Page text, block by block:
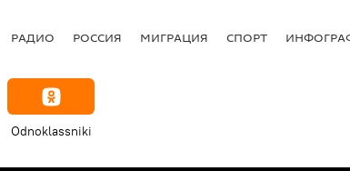
РАДИО РОССИЯ МИГРАЦИЯ СПОРТ
Odnoklassniki